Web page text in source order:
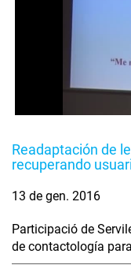
Readaptación de
recuperando
13 de gen. 2016
Participació de
de contactología